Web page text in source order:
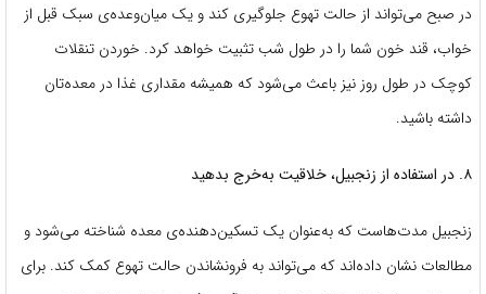
در صبح می‌تواند از حالت تهوع جلوگیری کند و یک میان‌وعده‌ی سبک قبل از
خواب، قند خون شما را در طول شب تثبیت خواهد کرد. خوردن تنقلات
کوچک در طول روز نیز باعث می‌شود که همیشه مقداری غذا در معده‌تان
داشته باشید.
۸. در استفاده از زنجبیل، خلاقیت به‌خرج بدهید
زنجبیل مدت‌هاست که به‌عنوان یک تسکین‌دهنده‌ی معده شناخته می‌شود و
مطالعات نشان داده‌اند که می‌تواند به فرونشاندن حالت تهوع کمک کند. برای